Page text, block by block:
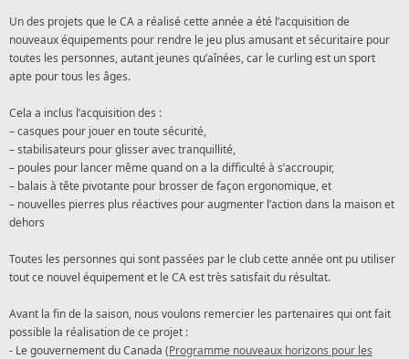
Un des projets que le CA a réalisé cette année a été l’acquisition de
nouveaux équipements pour rendre le jeu plus amusant et sécuritaire pour
toutes les personnes, autant jeunes qu’aînées, car le curling est un sport
apte pour tous les âges.
Cela a inclus l’acquisition des :
– casques pour jouer en toute sécurité,
– stabilisateurs pour glisser avec tranquillité,
– poules pour lancer même quand on a la difficulté à s’accroupir,
– balais à tête pivotante pour brosser de façon ergonomique, et
– nouvelles pierres plus réactives pour augmenter l’action dans la maison et
dehors
Toutes les personnes qui sont passées par le club cette année ont pu utiliser
tout ce nouvel équipement et le CA est très satisfait du résultat.
Avant la fin de la saison, nous voulons remercier les partenaires qui ont fait
possible la réalisation de ce projet :
- Le gouvernement du Canada (Programme nouveaux horizons pour les